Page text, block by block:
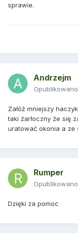
sprawie.
Andrzejm
Opublikowano
Załóż mniejszy
taki żarłoczny że się
uratować okonia a ze
Rumper
Opublikowano
Dzięki za pomoc